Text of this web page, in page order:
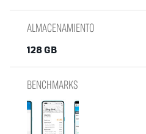
ALMACENAMIENTO
128 GB
BENCHMARKS